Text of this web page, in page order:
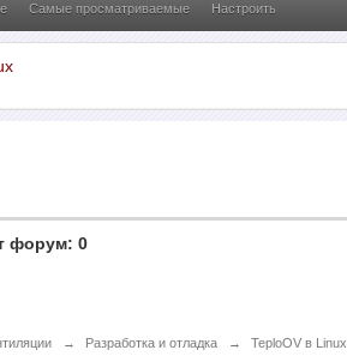
Самые просматриваемые Настроить
форум: 0
→ Разработка и отладка → TeploOV в Linux